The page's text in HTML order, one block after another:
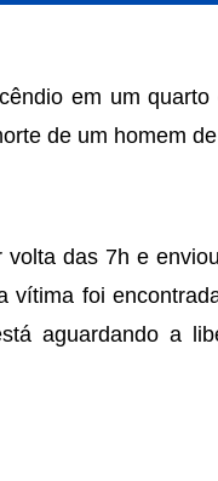
em um
de um homem
das 7h e
vítima foi
aguardando a